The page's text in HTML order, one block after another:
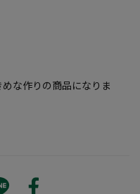
な作りの商品になりま